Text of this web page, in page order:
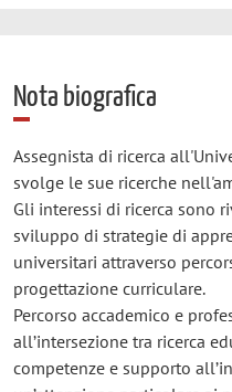
Nota biografica
Assegnista di ricerca
svolge le sue ricerche
Gli interessi di ricerca sono
sviluppo di strategie di
universitari attraverso
progettazione curriculare.
Percorso accademico e
all’intersezione tra ricerca
competenze e supporto